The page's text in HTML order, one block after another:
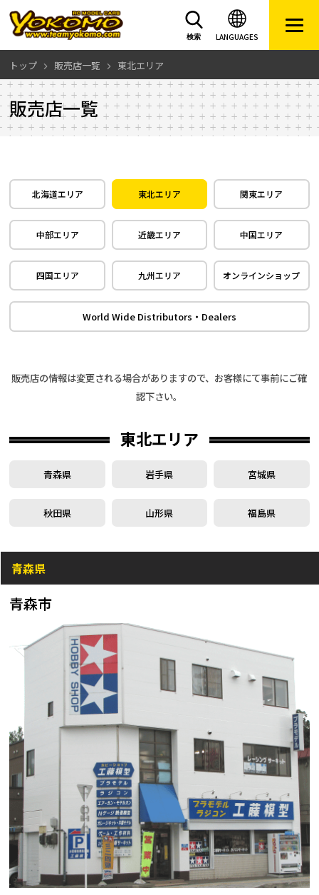
LANGUAGES
検索
トップ 販売店一覧 東北エリア
販売店一覧
北海道エリア 東北エリア 関東エリア
中部エリア 近畿エリア 中国エリア
四国エリア 九州エリア オンラインショップ
World Wide Distributors・Dealers
販売店の情報は変更される場合がありますので、お客様にて事前にご確
認下さい。
東北エリア
青森県 岩手県 宮城県
秋田県 山形県 福島県
青森県
青森市